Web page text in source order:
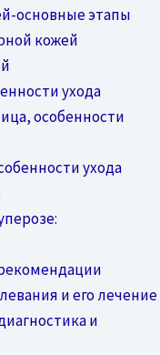
основные этапы
кожей
ухода
особенности
ухода
и его лечение
и